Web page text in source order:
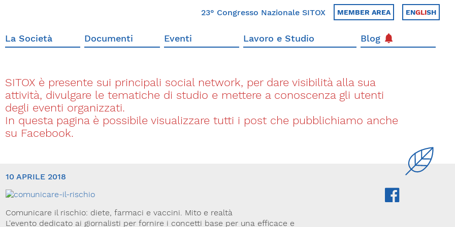
23° Congresso Nazionale SITOX MEMBER AREA ENGLISH
La Società Documenti Eventi Lavoro e Studio Blog
SITOX è presente sui principali social network, per dare visibilità alla sua
attività, divulgare le tematiche di studio e mettere a conoscenza gli utenti
degli eventi organizzati.
In questa pagina è possibile visualizzare tutti i post che pubblichiamo anche
su Facebook.
10 APRILE 2018
Comunicare il rischio: diete, farmaci e vaccini. Mito e realtà
L'evento dedicato ai giornalisti per fornire i concetti base per una efficace e